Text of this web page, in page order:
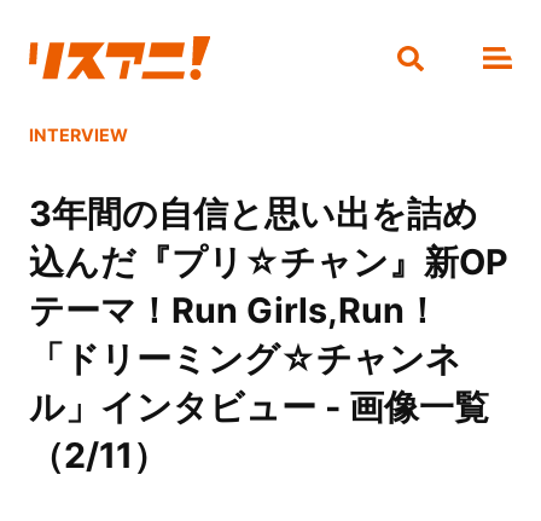
INTERVIEW
3年間の自信と思い出を詰め
込んだ『プリ☆チャン』新OP
テーマ！Run Girls,Run！
「ドリーミング☆チャンネ
ル」インタビュー - 画像一覧
（2/11）